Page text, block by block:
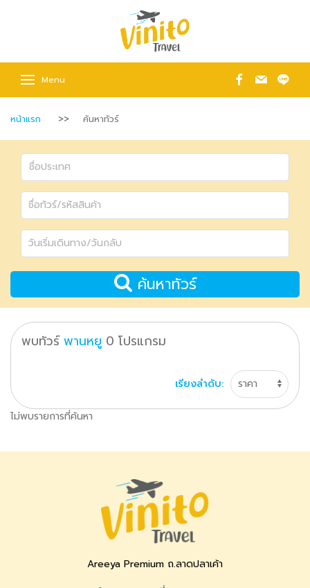
Menu
หน้าแรก ค้นหาทัวร์
ค้นหาทัวร์
พบทัวร์พานหยู 0 โปรแกรม
เรียงลำดับ:
ไม่พบรายการที่ค้นหา
Areeya Premium ถ.ลาดปลาเค้า